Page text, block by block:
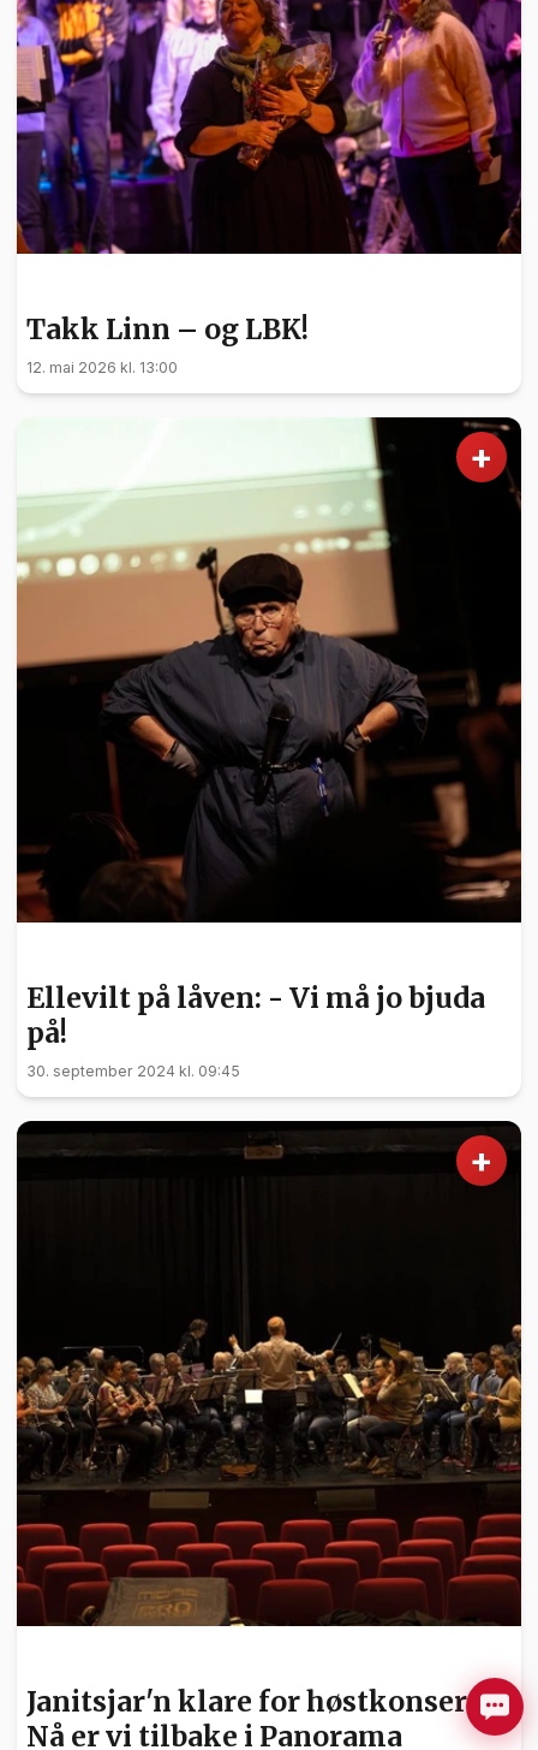
Takk Linn – og LBK!
12. mai 2026 kl. 13:00
+
Ellevilt på låven: - Vi må jo bjuda
på!
30. september 2024 kl. 09:45
+
Janitsjar'n klare for høstkonsert: -
Nå er vi tilbake i Panorama